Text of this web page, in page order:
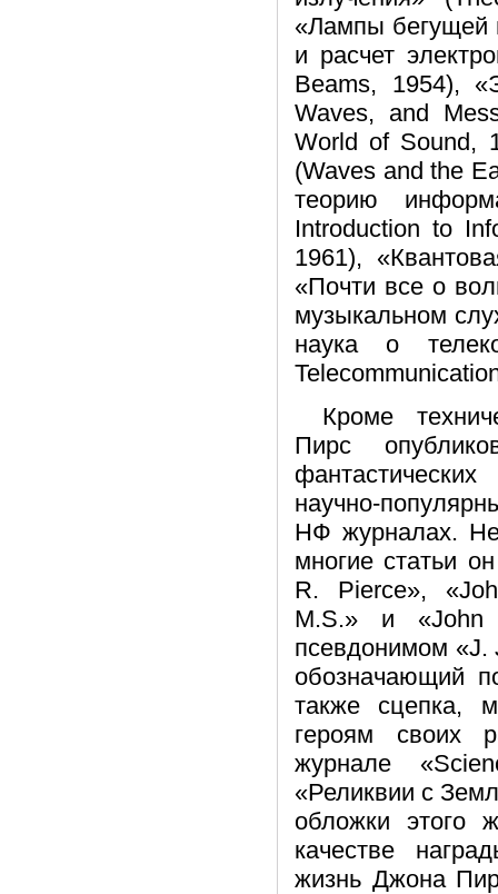
«Лампы бегущей
и расчет
Beams, 1954),
Waves, and
World of Sound,
(Waves and the
теорию
Introduction to
1961),
«Почти все о
музыкальном
наука о
Кроме
Пирс
научно-
НФ журналах.
многие статьи
R. Pierce»,
M.S.» и
псевдонимом «J.
обозначающий
также сцепка,
героям своих
журнале
«Реликвии с
обложки этого
качестве
жизнь Джона